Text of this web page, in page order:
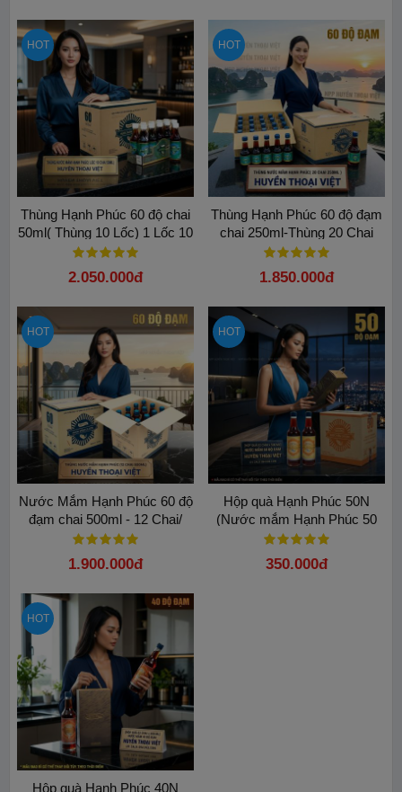
HOT
Thùng Hạnh Phúc 60 độ chai
50ml( Thùng 10 Lốc) 1 Lốc 10
Chai
2.050.000đ
HOT
Thùng Hạnh Phúc 60 độ đạm
chai 250ml-Thùng 20 Chai
1.850.000đ
HOT
Nước Mắm Hạnh Phúc 60 độ
đạm chai 500ml - 12 Chai/
Thùng
1.900.000đ
HOT
Hộp quà Hạnh Phúc 50N
(Nước mắm Hạnh Phúc 50
độ đạm - 2 chai 500 ml)
350.000đ
HOT
Hộp quà Hạnh Phúc 40N